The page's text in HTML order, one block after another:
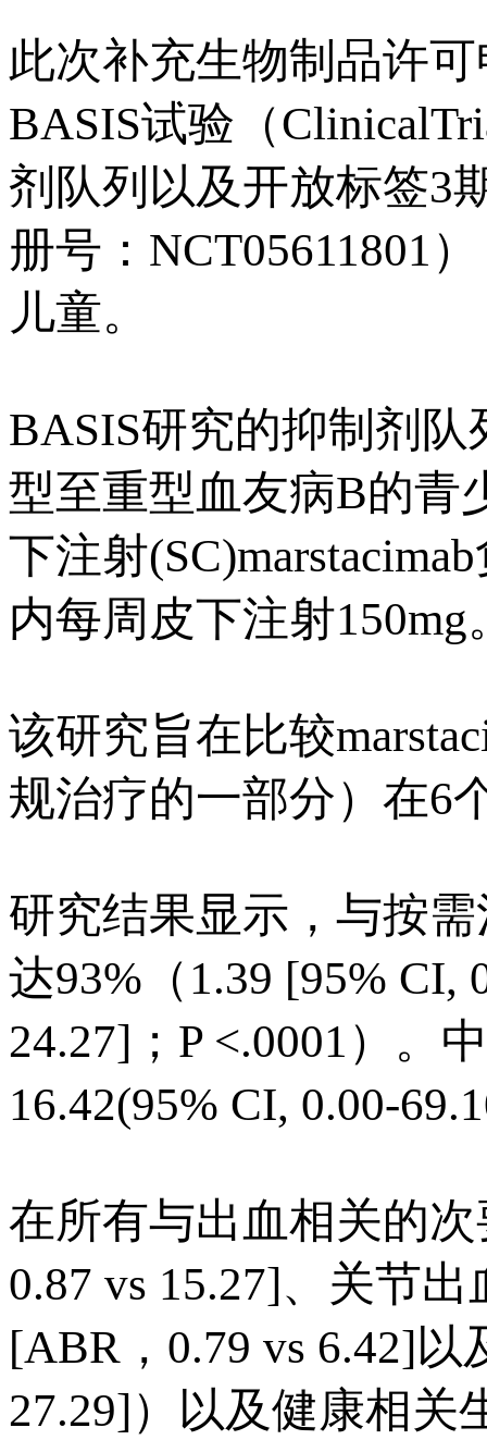
此次补充生物制品许
BASIS试验（
剂队列以及开放标签3
册号：NCT05611801
儿童。
BASIS研究的抑制剂
型至重型血友病B的青
下注射
内每周皮下注射150mg
该研究旨在比较
规治疗的一部分）在6
研究结果显示，与按
达93%（1.39 [95% CI,
24.27]；P <.0001）。
16.42(95% CI, 0.00-
在所有与出血相关的
0.87 vs 15.27]、关节
[ABR，0.79 vs 6.42]
27.29]）以及健康相关